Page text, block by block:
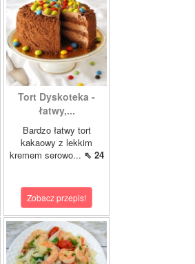
Tort Dyskoteka -
łatwy,...
Bardzo łatwy tort
kakaowy z lekkim
kremem serowo... ⇖ 24
Zobacz przepis!